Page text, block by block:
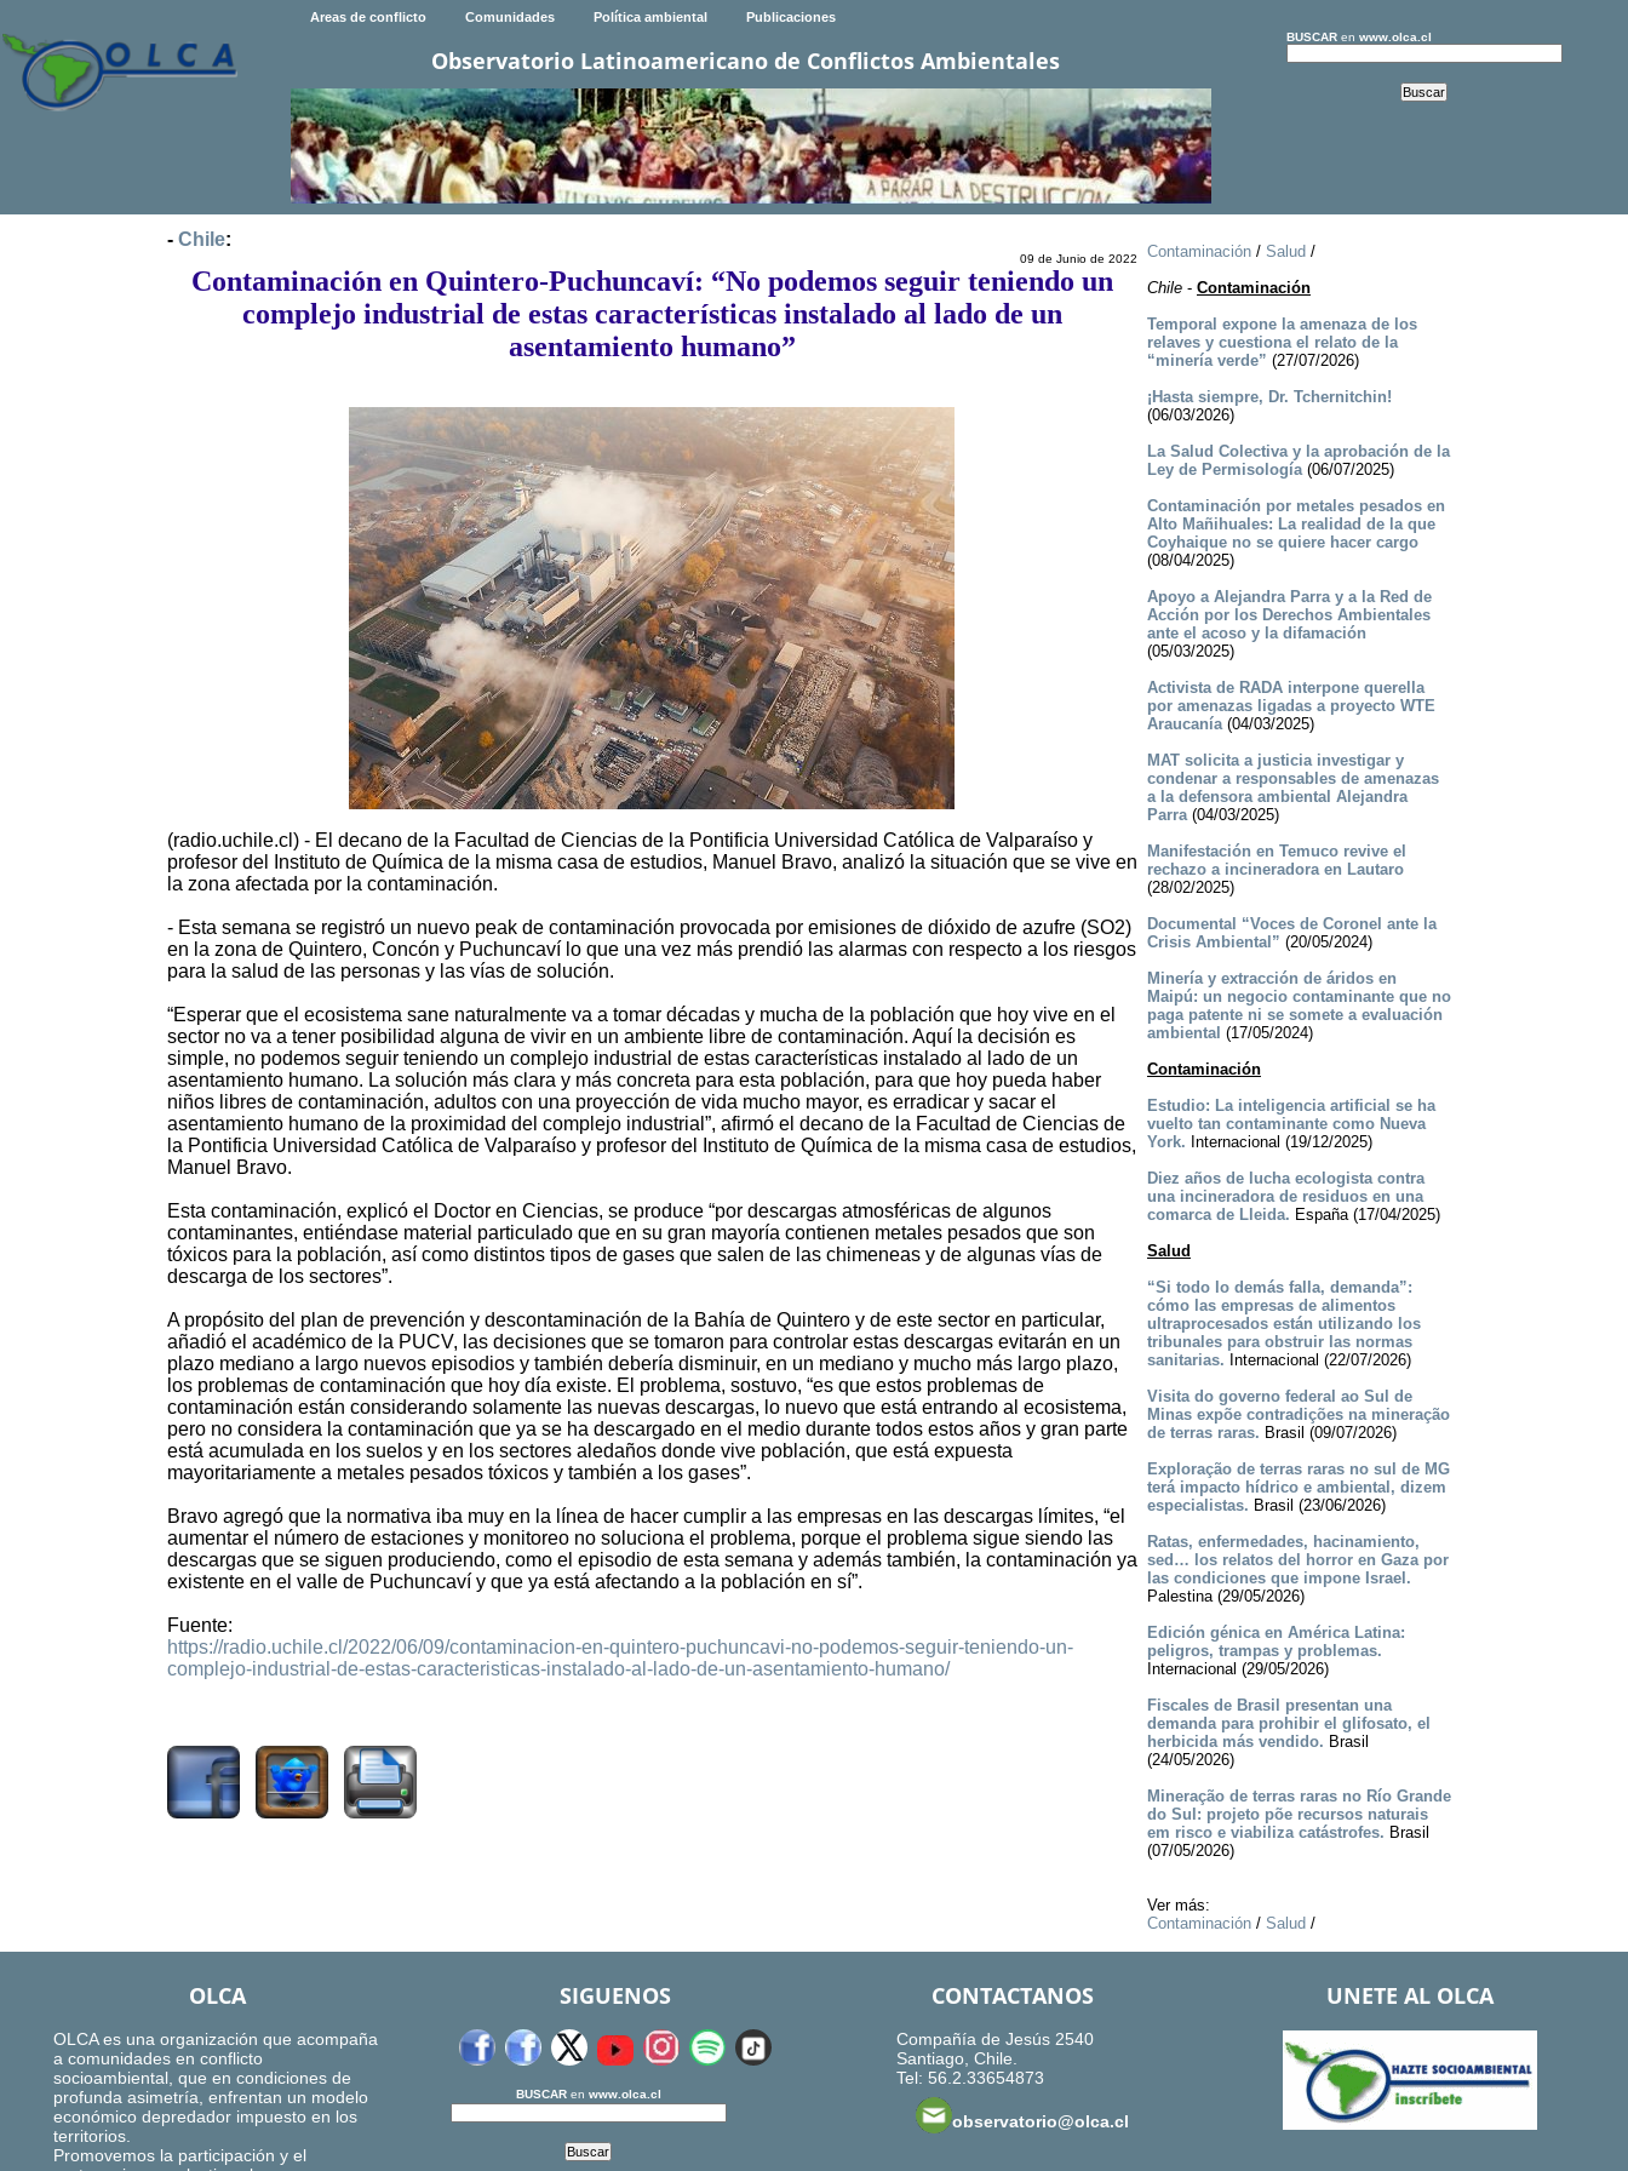
Areas de conflicto Comunidades Política ambiental Publicaciones
Observatorio Latinoamericano de Conflictos Ambientales
BUSCARen www.olca.cl
- Chile:
09 de Junio de 2022
Contaminación en Quintero-Puchuncaví: “No podemos seguir teniendo un
complejo industrial de estas características instalado al lado de un
asentamiento humano”
(radio.uchile.cl) - El decano de la Facultad de Ciencias de la Pontificia Universidad Católica de Valparaíso y
profesor del Instituto de Química de la misma casa de estudios, Manuel Bravo, analizó la situación que se vive en
la zona afectada por la contaminación.
- Esta semana se registró un nuevo peak de contaminación provocada por emisiones de dióxido de azufre (SO2)
en la zona de Quintero, Concón y Puchuncaví lo que una vez más prendió las alarmas con respecto a los riesgos
para la salud de las personas y las vías de solución.
“Esperar que el ecosistema sane naturalmente va a tomar décadas y mucha de la población que hoy vive en el
sector no va a tener posibilidad alguna de vivir en un ambiente libre de contaminación. Aquí la decisión es
simple, no podemos seguir teniendo un complejo industrial de estas características instalado al lado de un
asentamiento humano. La solución más clara y más concreta para esta población, para que hoy pueda haber
niños libres de contaminación, adultos con una proyección de vida mucho mayor, es erradicar y sacar el
asentamiento humano de la proximidad del complejo industrial”, afirmó el decano de la Facultad de Ciencias de
la Pontificia Universidad Católica de Valparaíso y profesor del Instituto de Química de la misma casa de estudios,
Manuel Bravo.
Esta contaminación, explicó el Doctor en Ciencias, se produce “por descargas atmosféricas de algunos
contaminantes, entiéndase material particulado que en su gran mayoría contienen metales pesados que son
tóxicos para la población, así como distintos tipos de gases que salen de las chimeneas y de algunas vías de
descarga de los sectores”.
A propósito del plan de prevención y descontaminación de la Bahía de Quintero y de este sector en particular,
añadió el académico de la PUCV, las decisiones que se tomaron para controlar estas descargas evitarán en un
plazo mediano a largo nuevos episodios y también debería disminuir, en un mediano y mucho más largo plazo,
los problemas de contaminación que hoy día existe. El problema, sostuvo, “es que estos problemas de
contaminación están considerando solamente las nuevas descargas, lo nuevo que está entrando al ecosistema,
pero no considera la contaminación que ya se ha descargado en el medio durante todos estos años y gran parte
está acumulada en los suelos y en los sectores aledaños donde vive población, que está expuesta
mayoritariamente a metales pesados tóxicos y también a los gases”.
Bravo agregó que la normativa iba muy en la línea de hacer cumplir a las empresas en las descargas límites, “el
aumentar el número de estaciones y monitoreo no soluciona el problema, porque el problema sigue siendo las
descargas que se siguen produciendo, como el episodio de esta semana y además también, la contaminación ya
existente en el valle de Puchuncaví y que ya está afectando a la población en sí”.
Fuente:
https://radio.uchile.cl/2022/06/09/contaminacion-en-quintero-puchuncavi-no-podemos-seguir-teniendo-un-
complejo-industrial-de-estas-caracteristicas-instalado-al-lado-de-un-asentamiento-humano/
Contaminación/ Salud /
Chile- Contaminación
Temporal expone la amenaza de los
relaves y cuestiona el relato de la
“minería verde” (27/07/2026)
¡Hasta siempre, Dr. Tchernitchin!
(06/03/2026)
La Salud Colectiva y la aprobación de la
Ley de Permisología(06/07/2025)
Contaminación por metales pesados en
Alto Mañihuales: La realidad de la que
Coyhaique no se quiere hacer cargo
(08/04/2025)
Apoyo a Alejandra Parra y a la Red de
Acción por los Derechos Ambientales
ante el acoso y la difamación
(05/03/2025)
Activista de RADA interpone querella
por amenazas ligadas a proyecto WTE
Araucanía(04/03/2025)
MAT solicita a justicia investigar y
condenar a responsables de amenazas
a la defensora ambiental Alejandra
Parra(04/03/2025)
Manifestación en Temuco revive el
rechazo a incineradora en Lautaro
(28/02/2025)
Documental “Voces de Coronel ante la
Crisis Ambiental” (20/05/2024)
Minería y extracción de áridos en
Maipú: un negocio contaminante que no
paga patente ni se somete a evaluación
ambiental (17/05/2024)
Contaminación
Estudio: La inteligencia artificial se ha
vuelto tan contaminante como Nueva
York. Internacional (19/12/2025)
Diez años de lucha ecologista contra
una incineradora de residuos en una
comarca de Lleida. España (17/04/2025)
Salud
“Si todo lo demás falla, demanda”:
cómo las empresas de alimentos
ultraprocesados están utilizando los
tribunales para obstruir las normas
sanitarias. Internacional (22/07/2026)
Visita do governo federal ao Sul de
Minas expõe contradições na mineração
de terras raras. Brasil (09/07/2026)
Exploração de terras raras no sul de MG
terá impacto hídrico e ambiental, dizem
especialistas. Brasil (23/06/2026)
Ratas, enfermedades, hacinamiento,
sed… los relatos del horror en Gaza por
las condiciones que impone Israel.
Palestina (29/05/2026)
Edición génica en América Latina:
peligros, trampas y problemas.
Internacional (29/05/2026)
Fiscales de Brasil presentan una
demanda para prohibir el glifosato, el
herbicida más vendido. Brasil
(24/05/2026)
Mineração de terras raras no Río Grande
do Sul: projeto põe recursos naturais
em risco e viabiliza catástrofes. Brasil
(07/05/2026)
Ver más:
Contaminación/ Salud /
OLCA
OLCA es una organización que acompaña
a comunidades en conflicto
socioambiental, que en condiciones de
profunda asimetría, enfrentan un modelo
económico depredador impuesto en los
territorios.
Promovemos la participación y el
SIGUENOS
BUSCARen www.olca.cl
CONTACTANOS
Compañía de Jesús 2540
Santiago, Chile.
Tel: 56.2.33654873
observatorio@olca.cl
UNETE AL OLCA